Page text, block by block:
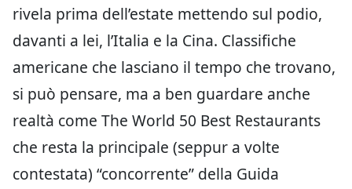
rivela prima dell’estate mettendo sul podio,
davanti a lei, l’Italia e la Cina. Classifiche
americane che lasciano il tempo che trovano,
si può pensare, ma a ben guardare anche
realtà come The World 50 Best Restaurants
che resta la principale (seppur a volte
contestata) “concorrente” della Guida